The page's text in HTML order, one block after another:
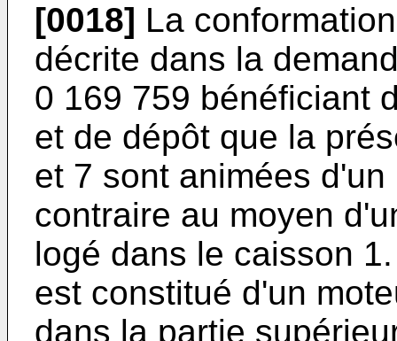
[0018] La
décrite dans la
0 169 759 bénéficiant
et de dépôt que la
et 7 sont animées
contraire au moyen
logé dans le caisson
est constitué d'un
dans la partie